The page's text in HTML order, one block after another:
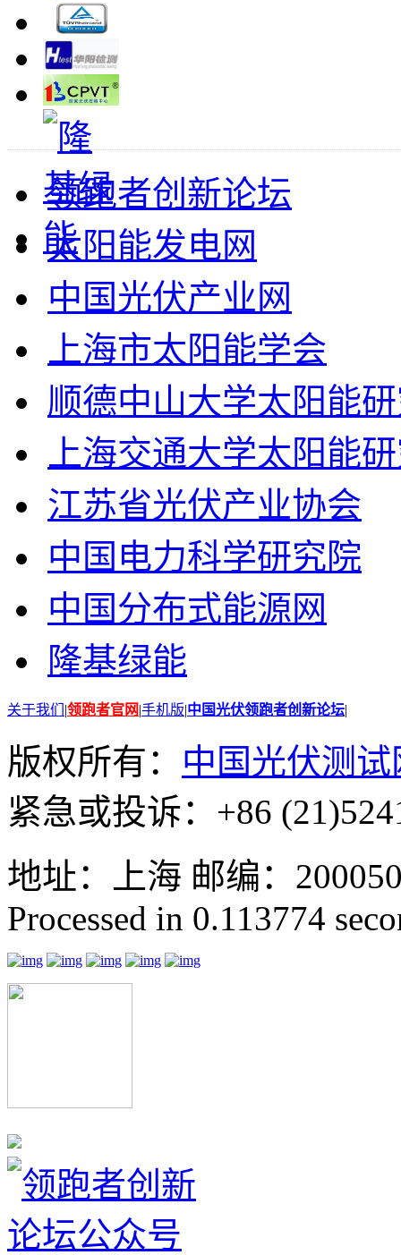
领跑者创新论坛
太阳能发电网
中国光伏产业网
上海市太阳能学会
顺德中山大学太阳能
上海交通大学太阳能
江苏省光伏产业协会
中国电力科学研究院
中国分布式能源网
隆基绿能
关于我们 |领跑者官网|手机版|中国光伏领跑者创新论坛|
版权所有： 中国光伏测试
紧急或投诉：+86
地址：上海 邮编：
Processed in 0.113774